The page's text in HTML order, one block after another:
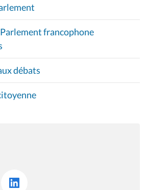
francophone
débats